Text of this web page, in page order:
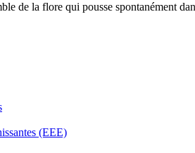
de la flore qui pousse spontanément
(EEE)